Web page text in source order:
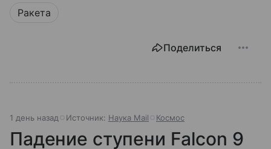
Ракета
Поделиться
1 день назад Источник: Наука Mail Космос
Падение ступени Falcon 9